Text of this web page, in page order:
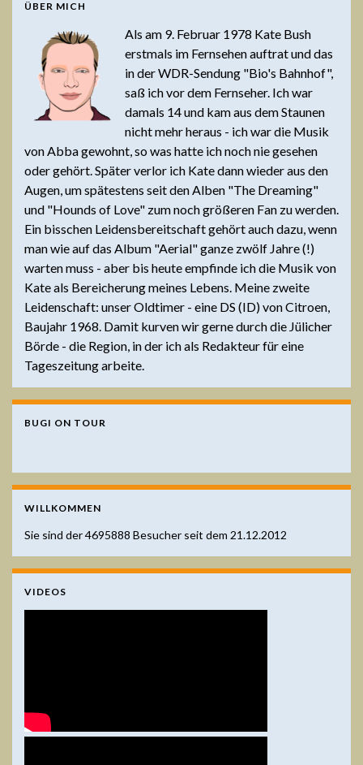
ÜBER MICH
Als am 9. Februar 1978 Kate Bush
erstmals im Fernsehen auftrat und das
in der WDR-Sendung "Bio's Bahnhof",
saß ich vor dem Fernseher. Ich war
damals 14 und kam aus dem Staunen
nicht mehr heraus - ich war die Musik
von Abba gewohnt, so was hatte ich noch nie gesehen
oder gehört. Später verlor ich Kate dann wieder aus den
Augen, um spätestens seit den Alben "The Dreaming"
und "Hounds of Love" zum noch größeren Fan zu werden.
Ein bisschen Leidensbereitschaft gehört auch dazu, wenn
man wie auf das Album "Aerial" ganze zwölf Jahre (!)
warten muss - aber bis heute empfinde ich die Musik von
Kate als Bereicherung meines Lebens. Meine zweite
Leidenschaft: unser Oldtimer - eine DS (ID) von Citroen,
Baujahr 1968. Damit kurven wir gerne durch die Jülicher
Börde - die Region, in der ich als Redakteur für eine
Tageszeitung arbeite.
BUGI ON TOUR
WILLKOMMEN
Sie sind der4695888 Besucher seit dem 21.12.2012
VIDEOS